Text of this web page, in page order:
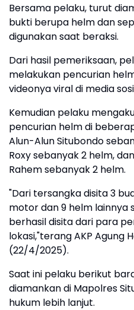
Bersama pelaku, turut
bukti berupa helm dan
digunakan saat beraksi.
Dari hasil pemeriksaan,
melakukan pencurian
videonya viral di media
Kemudian pelaku
pencurian helm di
Alun-Alun Situbondo
Roxy sebanyak 2 helm,
Rahem sebanyak 2 helm.
"Dari tersangka disita 3
motor dan 9 helm lainnya
berhasil disita dari para
lokasi,"terang AKP Agung
(22/4/2025).
Saat ini pelaku berikut
diamankan di Mapolres
hukum lebih lanjut.